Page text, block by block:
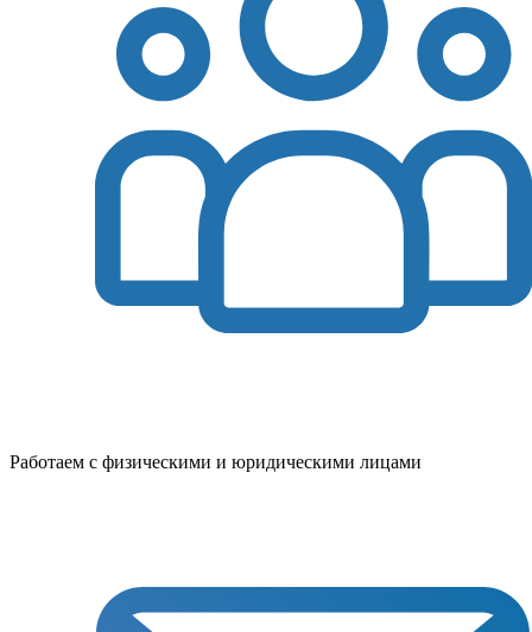
Работаем с физическими и юридическими лицами